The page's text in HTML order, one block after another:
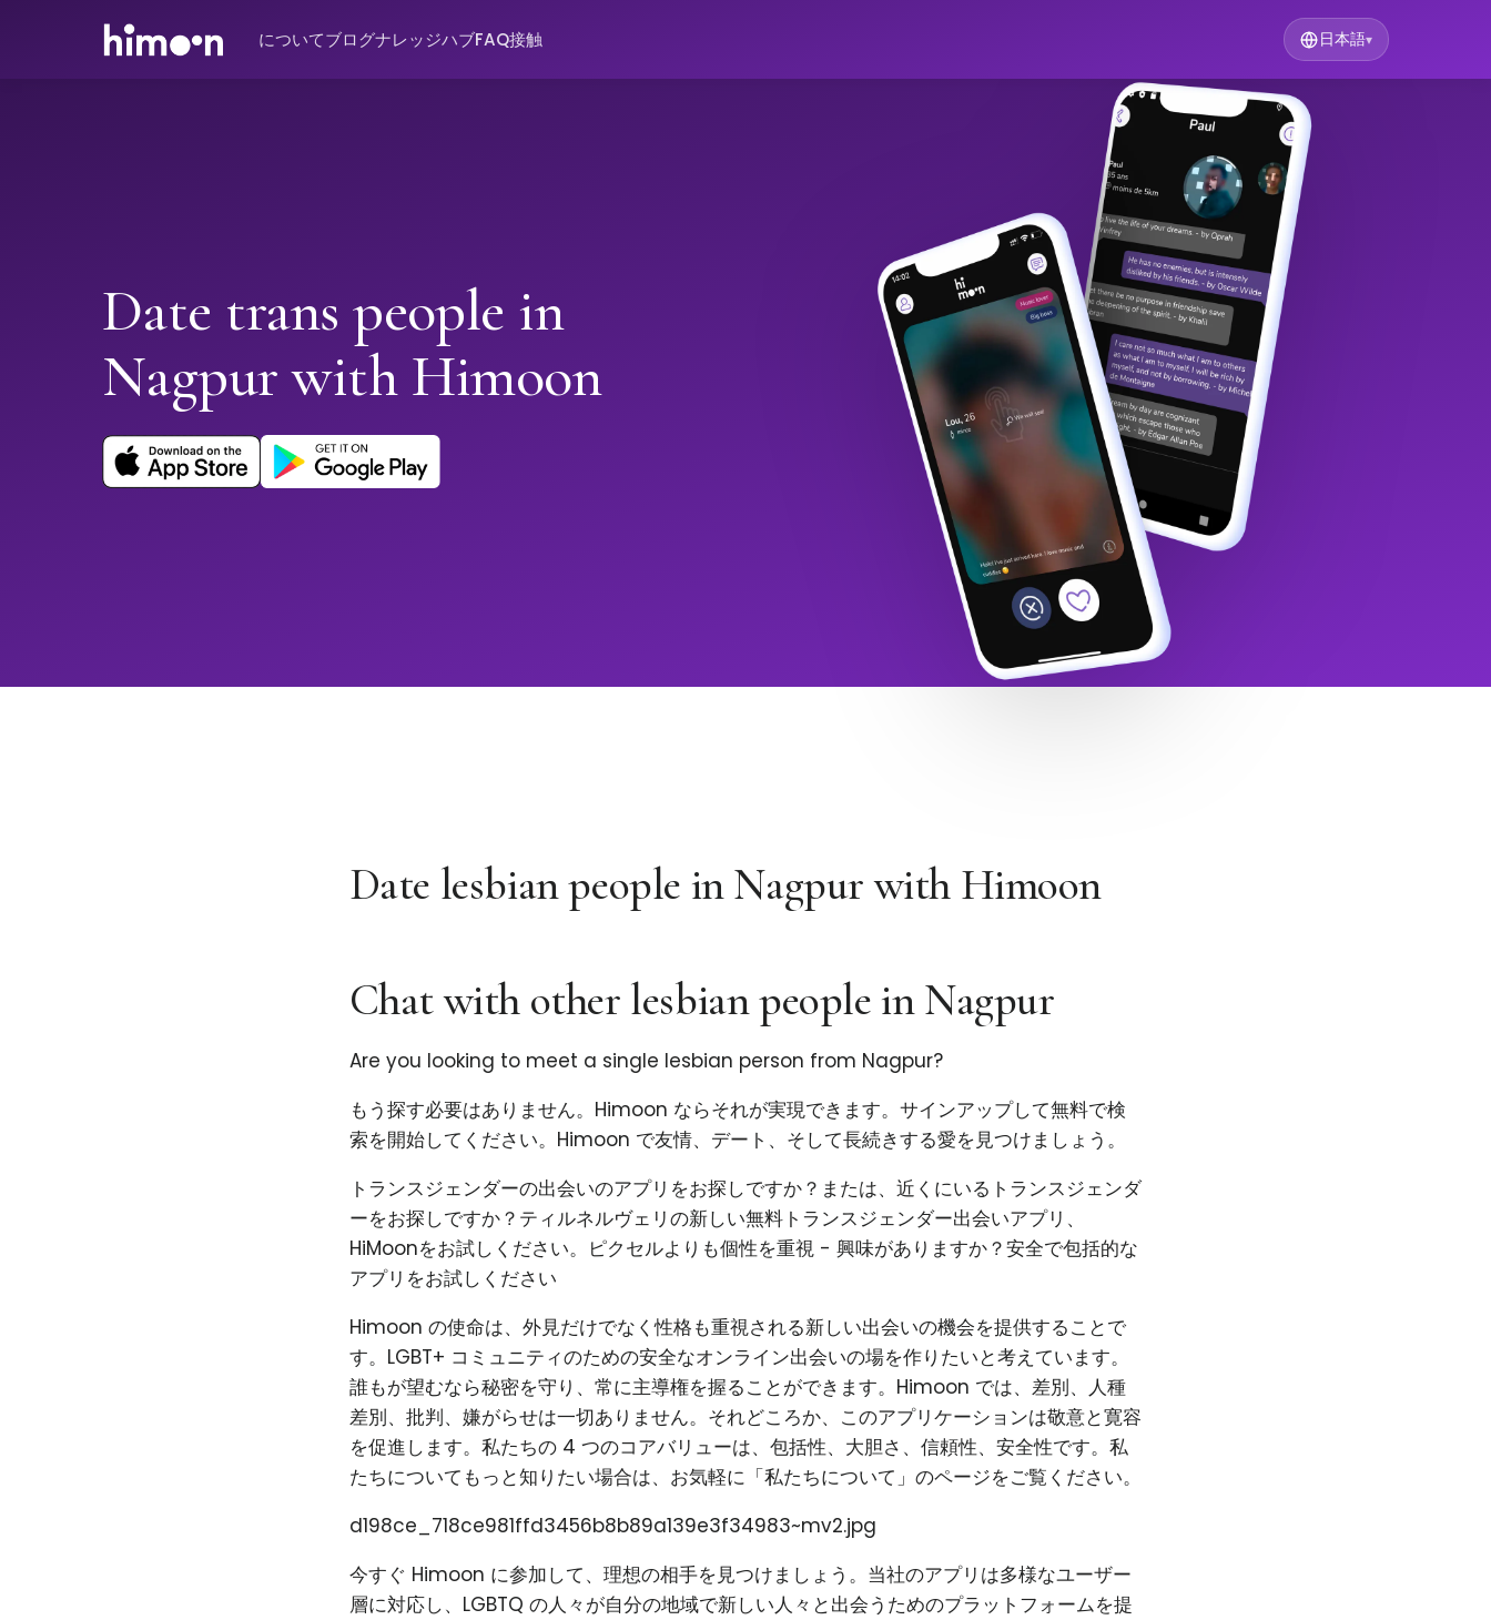
についてブログナレッジハブFAQ接触 日本語▾
Date trans people in
Nagpur with Himoon
Date lesbian people in Nagpur with Himoon
Chat with other lesbian people in Nagpur
Are you looking to meet a single lesbian person from Nagpur?
もう探す必要はありません。Himoon ならそれが実現できます。サインアップして無料で検
索を開始してください。Himoon で友情、デート、そして長続きする愛を見つけましょう。
トランスジェンダーの出会いのアプリをお探しですか？または、近くにいるトランスジェンダ
ーをお探しですか？ティルネルヴェリの新しい無料トランスジェンダー出会いアプリ、
HiMoonをお試しください。ピクセルよりも個性を重視 - 興味がありますか？安全で包括的な
アプリをお試しください
Himoon の使命は、外見だけでなく性格も重視される新しい出会いの機会を提供することで
す。LGBT+ コミュニティのための安全なオンライン出会いの場を作りたいと考えています。
誰もが望むなら秘密を守り、常に主導権を握ることができます。Himoon では、差別、人種
差別、批判、嫌がらせは一切ありません。それどころか、このアプリケーションは敬意と寛容
を促進します。私たちの 4 つのコアバリューは、包括性、大胆さ、信頼性、安全性です。私
たちについてもっと知りたい場合は、お気軽に「私たちについて」のページをご覧ください。
d198ce_718ce981ffd3456b8b89a139e3f34983~mv2.jpg
今すぐ Himoon に参加して、理想の相手を見つけましょう。当社のアプリは多様なユーザー
層に対応し、LGBTQ の人々が自分の地域で新しい人々と出会うためのプラットフォームを提